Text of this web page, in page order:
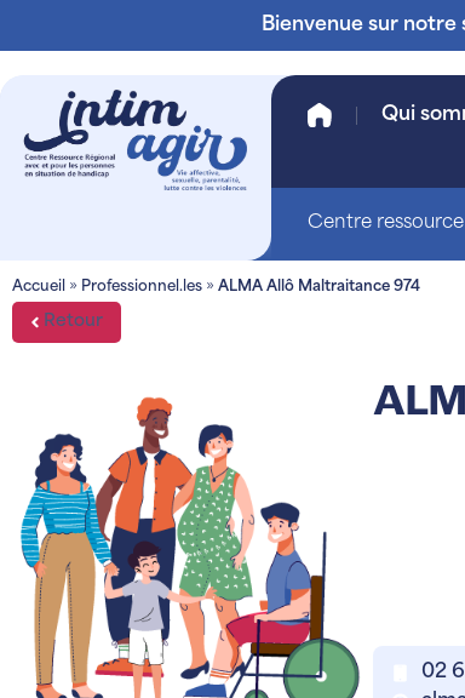
Bienvenue sur
Qui
Centre
Accueil » Professionnel.les » ALMA Allô Maltraitance 974
Retour
02